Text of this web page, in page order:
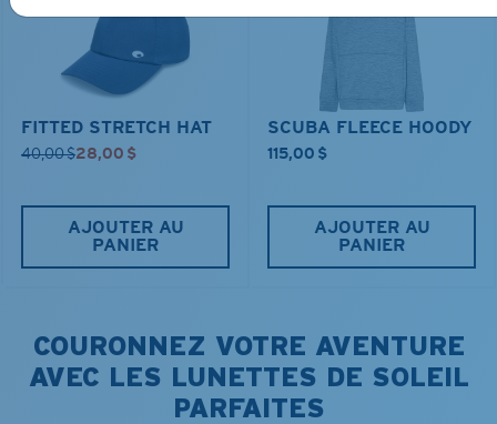
FITTED STRETCH HAT
40,00 $28,00 $
AJOUTER AU
PANIER
SCUBA FLEECE HOODY
115,00 $
AJOUTER AU
PANIER
COURONNEZ VOTRE AVENTURE
AVEC LES LUNETTES DE SOLEIL
PARFAITES